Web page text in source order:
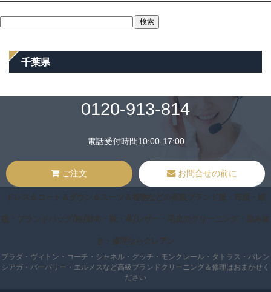
検索
千葉県
0120-913-814
電話受付時間10:00-17:00
ご注文 お問合せの前に
プラダ・ヴィトン・コーチ・シャネル・グッチ・モンクレール・タトラス・バレン
シアガ・バーバリー・エルメスなど高級ブランドクリーニング＆修理はおまかせく
ださい